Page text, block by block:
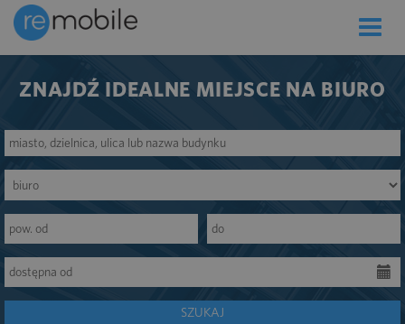
Toggle
ZNAJDŹ IDEALNE MIEJSCE NA BIURO
SZUKAJ